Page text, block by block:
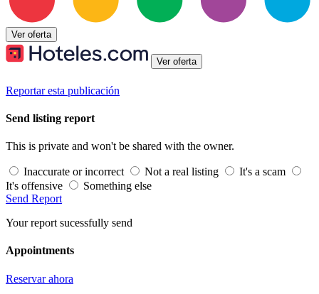
Ver oferta
Ver oferta
Reportar esta publicación
Send listing report
This is private and won't be shared with the owner.
Inaccurate or incorrect Not a real listing
It's a scam
It's offensive
Something else
Send Report
Your report sucessfully send
Appointments
Reservar ahora